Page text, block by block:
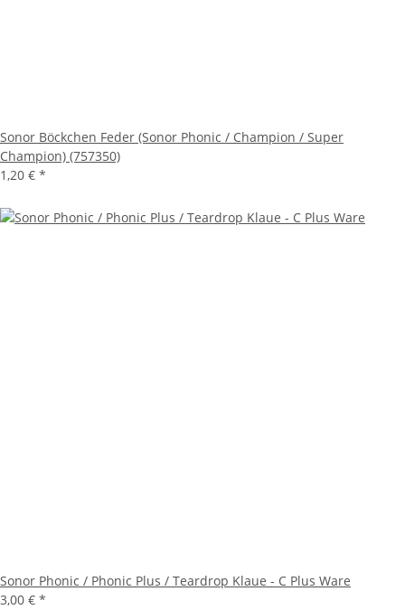
Sonor Böckchen Feder (Sonor Phonic / Champion / Super
Champion) (757350)
1,20 € *
Sonor Phonic / Phonic Plus / Teardrop Klaue - C Plus Ware
3,00 € *